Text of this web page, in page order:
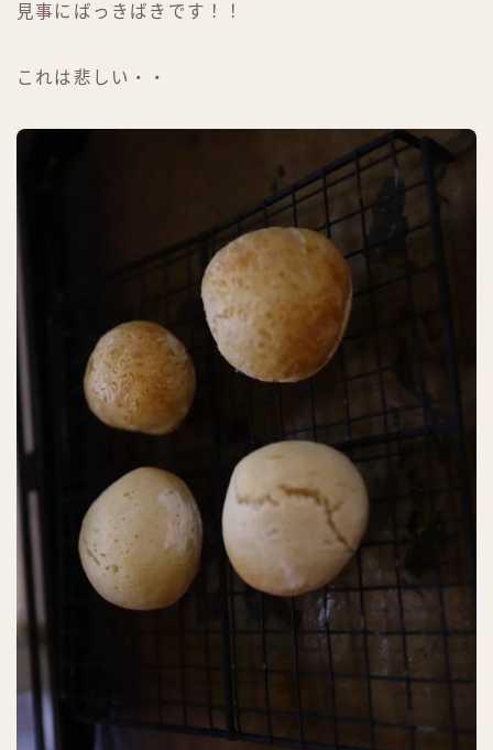
見事にばっきばきです！！
これは悲しい・・